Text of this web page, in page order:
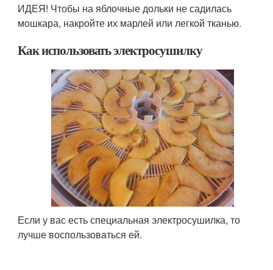
ИДЕЯ! Чтобы на яблочные дольки не садилась
мошкара, накройте их марлей или легкой тканью.
Как использовать электросушилку
Если у вас есть специальная электросушилка, то
лучше воспользоваться ей.